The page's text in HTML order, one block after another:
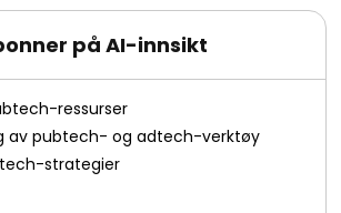
på AI-innsikt
ressurser
av pubtech- og adtech-verktøy
strategier